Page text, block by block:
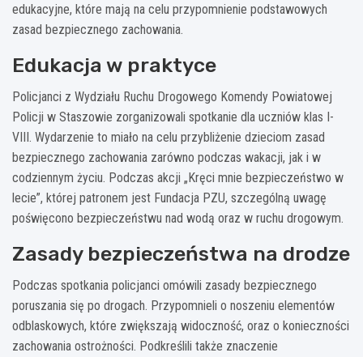
edukacyjne, które mają na celu przypomnienie podstawowych
zasad bezpiecznego zachowania.
Edukacja w praktyce
Policjanci z Wydziału Ruchu Drogowego Komendy Powiatowej
Policji w Staszowie zorganizowali spotkanie dla uczniów klas I-
VIII. Wydarzenie to miało na celu przybliżenie dzieciom zasad
bezpiecznego zachowania zarówno podczas wakacji, jak i w
codziennym życiu. Podczas akcji „Kręci mnie bezpieczeństwo w
lecie”, której patronem jest Fundacja PZU, szczególną uwagę
poświęcono bezpieczeństwu nad wodą oraz w ruchu drogowym.
Zasady bezpieczeństwa na drodze
Podczas spotkania policjanci omówili zasady bezpiecznego
poruszania się po drogach. Przypomnieli o noszeniu elementów
odblaskowych, które zwiększają widoczność, oraz o konieczności
zachowania ostrożności. Podkreślili także znaczenie